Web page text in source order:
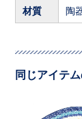
材質 陶
同じアイテ